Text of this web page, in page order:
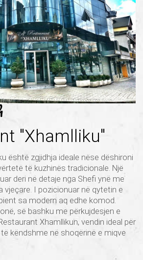
"Xhamlliku"
është zgjidhja ideale nëse dëshironi
të kuzhinës tradicionale. Një
deri në detaje nga Shefi ynë me
vjeçare. I pozicionuar në qytetin e
sa modern aq edhe komod.
së bashku me përkujdesjen e
Xhamllikun, vendin ideal për
këndshme në shoqërinë e miqve